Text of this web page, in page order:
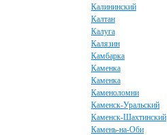
Калининский
Калтан
Калуга
Калязин
Камбарка
Каменка
Каменка
Каменоломни
Каменск-Уральский
Каменск-Шахтинский
Камень-на-Оби